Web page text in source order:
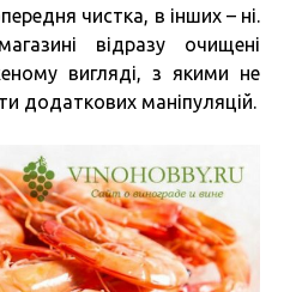
чистка, в інших – ні.
відразу очищені
вигляді, з якими не
додаткових маніпуляцій.